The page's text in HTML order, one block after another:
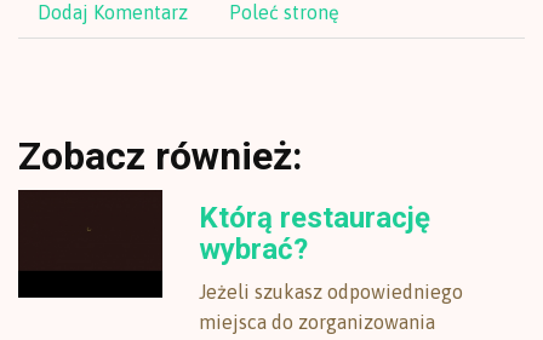
Dodaj Komentarz Poleć stronę
Zobacz również:
Którą restaurację
wybrać?
Jeżeli szukasz odpowiedniego
miejsca do zorganizowania